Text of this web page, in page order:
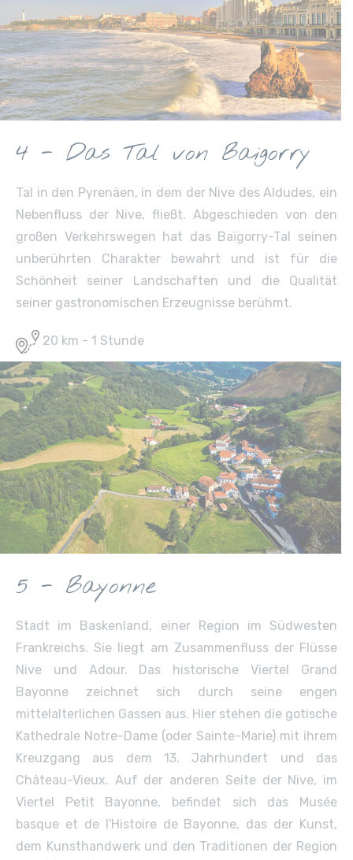
4 - Das Tal von Baigorry
Tal in den Pyrenäen, in dem der Nive des Aldudes, ein
Nebenfluss der Nive, fließt. Abgeschieden von den
großen Verkehrswegen hat das Baïgorry-Tal seinen
unberührten Charakter bewahrt und ist für die
Schönheit seiner Landschaften und die Qualität
seiner gastronomischen Erzeugnisse berühmt.
20 km - 1 Stunde
5 - Bayonne
Stadt im Baskenland, einer Region im Südwesten
Frankreichs. Sie liegt am Zusammenfluss der Flüsse
Nive und Adour. Das historische Viertel Grand
Bayonne zeichnet sich durch seine engen
mittelalterlichen Gassen aus. Hier stehen die gotische
Kathedrale Notre-Dame (oder Sainte-Marie) mit ihrem
Kreuzgang aus dem 13. Jahrhundert und das
Château-Vieux. Auf der anderen Seite der Nive, im
Viertel Petit Bayonne, befindet sich das Musée
basque et de l'Histoire de Bayonne, das der Kunst,
dem Kunsthandwerk und den Traditionen der Region